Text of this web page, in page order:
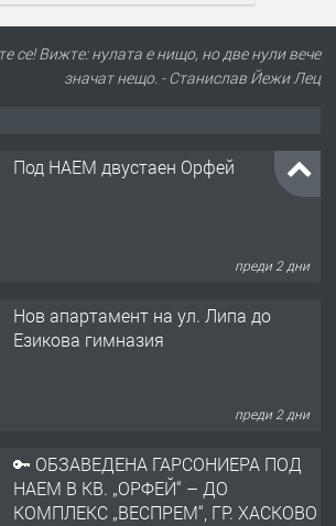
се! Вижте: нулата е нищо, но две нули вече
значат нещо. - Станислав Йежи Лец
Под НАЕМ двустаен Орфей
преди 2 дни
Нов апартамент на ул. Липа до
Езикова гимназия
преди 2 дни
🔑 ОБЗАВЕДЕНА ГАРСОНИЕРА ПОД
НАЕМ В КВ. „ОРФЕЙ“ – ДО
КОМПЛЕКС „ВЕСПРЕМ“, ГР. ХАСКОВО